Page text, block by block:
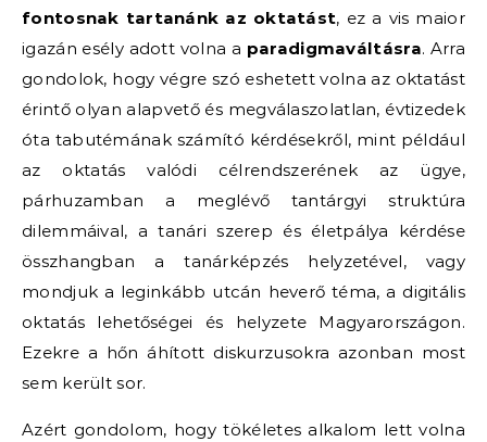
fontosnak tartanánk az oktatást, ez a vis maior
igazán esély adott volna a paradigmaváltásra. Arra
gondolok, hogy végre szó eshetett volna az oktatást
érintő olyan alapvető és megválaszolatlan, évtizedek
óta tabutémának számító kérdésekről, mint például
az oktatás valódi célrendszerének az ügye,
párhuzamban a meglévő tantárgyi struktúra
dilemmáival, a tanári szerep és életpálya kérdése
összhangban a tanárképzés helyzetével, vagy
mondjuk a leginkább utcán heverő téma, a digitális
oktatás lehetőségei és helyzete Magyarországon.
Ezekre a hőn áhított diskurzusokra azonban most
sem került sor.
Azért gondolom, hogy tökéletes alkalom lett volna